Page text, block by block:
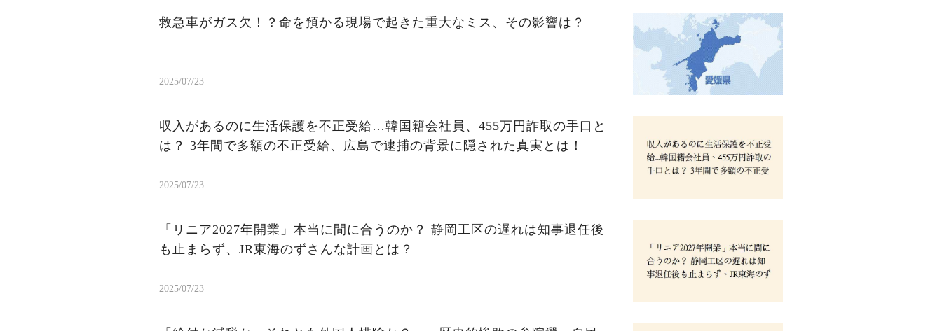
救急車がガス欠！？命を預かる現場で起きた重大なミス、その影響は？
2025/07/23
収入があるのに生活保護を不正受給…韓国籍会社員、455万円詐取の手口と
は？ 3年間で多額の不正受給、広島で逮捕の背景に隠された真実とは！
2025/07/23
「リニア2027年開業」本当に間に合うのか？ 静岡工区の遅れは知事退任後
も止まらず、JR東海のずさんな計画とは？
2025/07/23